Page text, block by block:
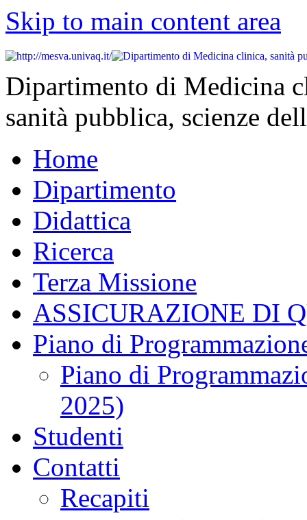
Skip to main content area
Dipartimento di Medicina
sanità pubblica, scienze
Home
Dipartimento
Didattica
Ricerca
Terza Missione
ASSICURAZIONE DI
Piano di
Piano di
2025)
Studenti
Contatti
Recapiti